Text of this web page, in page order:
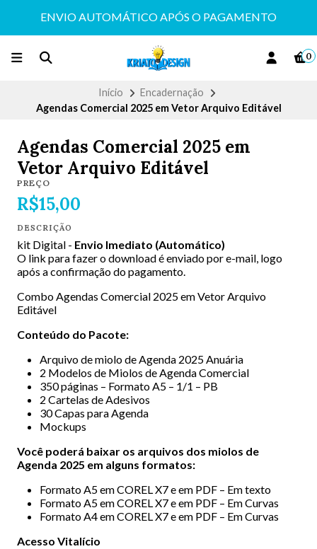
ENVIO AUTOMÁTICO APÓS O PAGAMENTO
0
Início
Encadernação
Agendas Comercial 2025 em Vetor Arquivo Editável
Agendas Comercial 2025 em
Vetor Arquivo Editável
PREÇO
R$15,00
DESCRIÇÃO
kit Digital - Envio Imediato (Automático)
O link para fazer o download é enviado por e-mail, logo
após a confirmação do pagamento.
Combo Agendas Comercial 2025 em Vetor Arquivo
Editável
Conteúdo do Pacote:
Arquivo de miolo de Agenda 2025 Anuária
2 Modelos de Miolos de Agenda Comercial
350 páginas – Formato A5 – 1/1 – PB
2 Cartelas de Adesivos
30 Capas para Agenda
Mockups
Você poderá baixar os arquivos dos miolos de
Agenda 2025 em alguns formatos:
Formato A5 em COREL X7 e em PDF – Em texto
Formato A5 em COREL X7 e em PDF – Em Curvas
Formato A4 em COREL X7 e em PDF – Em Curvas
Acesso Vitalício